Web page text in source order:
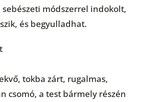
sebészeti módszerrel indokolt,
és begyulladhat.
tokba zárt, rugalmas,
csomó, a test bármely részén